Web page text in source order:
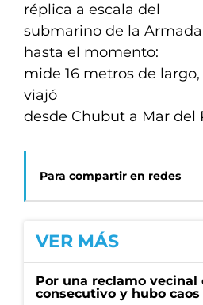
réplica a escala del
submarino de la
hasta el momento:
mide 16 metros de
viajó
desde Chubut a Mar del
Para compartir en redes
VER MÁS
Por una reclamo
consecutivo y hubo